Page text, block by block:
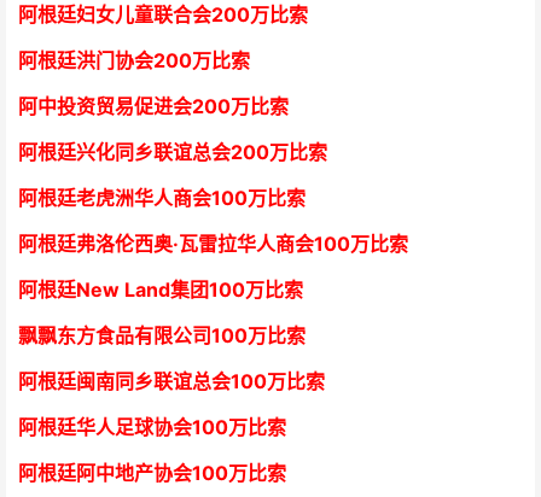
阿根廷妇女儿童联合会200万比索
阿根廷洪门协会200万比索
阿中投资贸易促进会200万比索
阿根廷兴化同乡联谊总会200万比索
阿根廷老虎洲华人商会100万比索
阿根廷弗洛伦西奥·瓦雷拉华人商会100万比索
阿根廷New Land集团100万比索
飘飘东方食品有限公司100万比索
阿根廷闽南同乡联谊总会100万比索
阿根廷华人足球协会100万比索
阿根廷阿中地产协会100万比索